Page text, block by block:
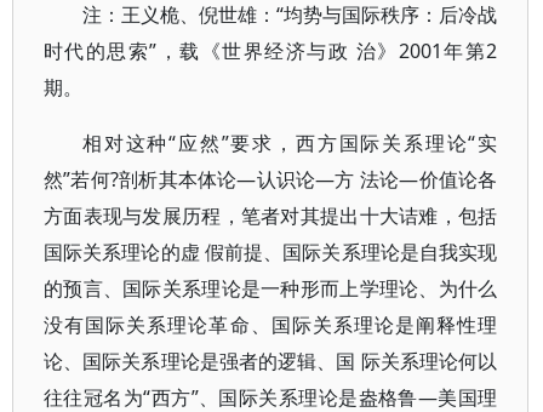
注：王义桅、倪世雄：“均势与国际秩序：后冷战
时代的思索”，载《世界经济与政 治》2001年第2
期。
相对这种“应然”要求，西方国际关系理论“实
然”若何?剖析其本体论—认识论—方 法论—价值论各
方面表现与发展历程，笔者对其提出十大诘难，包括
国际关系理论的虚 假前提、国际关系理论是自我实现
的预言、国际关系理论是一种形而上学理论、为什么
没有国际关系理论革命、国际关系理论是阐释性理
论、国际关系理论是强者的逻辑、国 际关系理论何以
往往冠名为“西方”、国际关系理论是盎格鲁—美国理